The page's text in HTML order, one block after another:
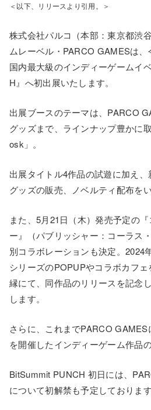
＜以下、リリースより引用。＞
株式会社パルコ（本部：東京都渋
ムレーベル・PARCO GAMESは、
国内最大級のインディーゲームイ
H』へ初出展いたします。
出展ブースのテーマは、PARCO
グッズまで、ラインナップ豊かに
osk」。
出展タイトル4作品の試遊に加え
グッズの販売、ノベルティ配布をい
また、5月21日（木）発売予定の
ー』（パブリッシャー：コーラス
別コラボレーションも決定。2024
シリーズのPOPUPやコラボカフ
縁にて、同作品のリリースを記念
します。
さらに、これまでPARCO
を開催したインディーゲーム作品
BitSummit PUNCH 初日には、
について初解禁も予定しております